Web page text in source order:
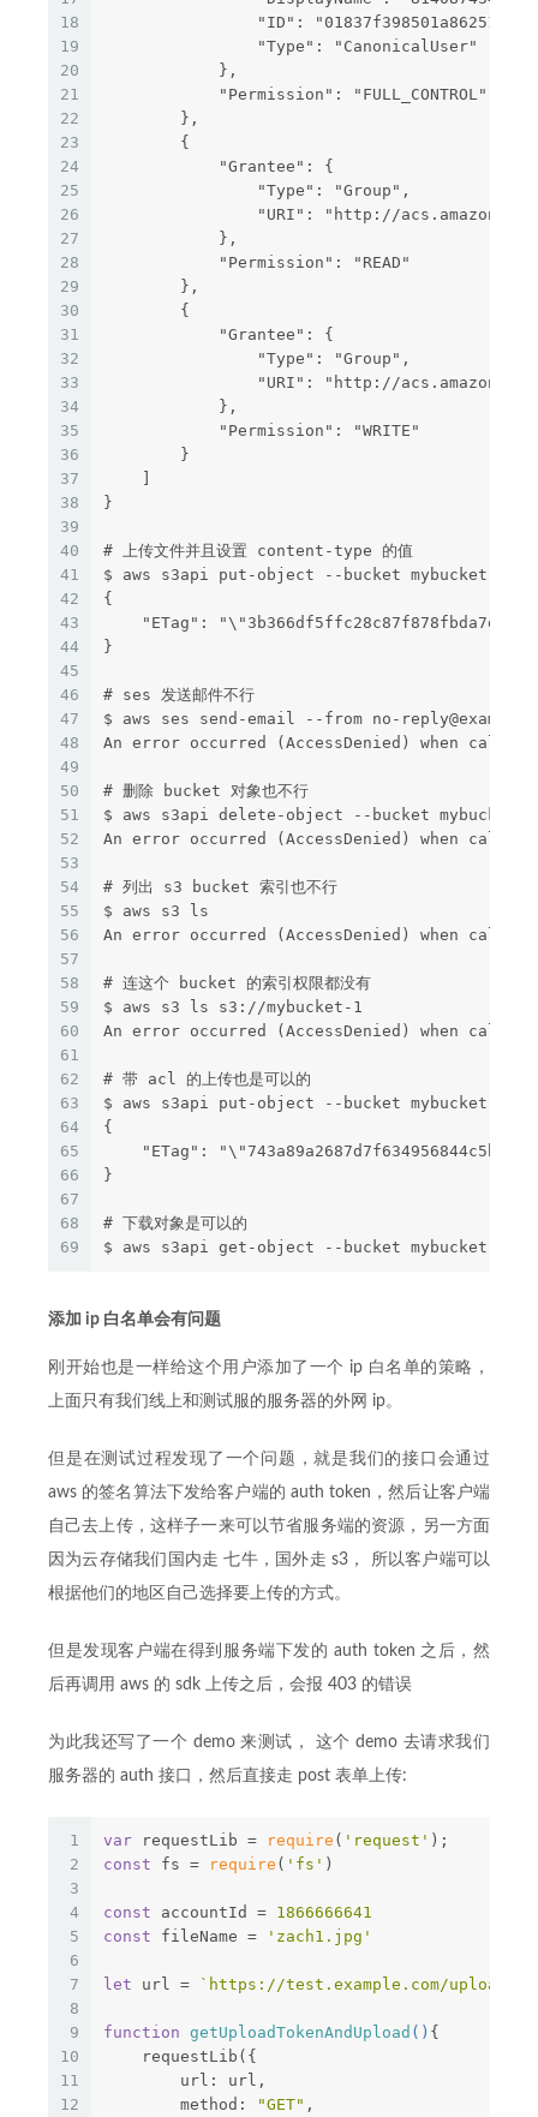
18
19
20
21
22
23
24
25
26
27
28
29
30
31
32
33
34
35
36
37
38
39
40
41
42
43
44
45
46
47
48
49
50
51
52
53
54
55
56
57
58
59
60
61
62
63
64
65
66
67
68
69
"ID":
                "Type": "CanonicalUser"
            },
            "Permission": "FULL_CONTROL"
        },
        {
            "Grantee": {
                "Type": "Group",
"URI": "http://
            },
            "Permission": "READ"
        },
        {
            "Grantee": {
                "Type": "Group",
"URI": "http://
            },
            "Permission": "WRITE"
        }
}
# 上传文件并且设置 content-type 的值
$ aws s3api put-object --bucket mybucket-
{
"ETag":
}
# ses 发送邮件不行
$ aws ses send-email --from no-
An error occurred (AccessDenied) when
# 删除 bucket 对象也不行
$ aws s3api delete-object --bucket mybucket-
An error occurred (AccessDenied) when
# 列出 s3 bucket 索引也不行
$ aws s3 ls
An error occurred (AccessDenied) when
# 连这个 bucket 的索引权限都没有
$ aws s3 ls s3://mybucket-1
An error occurred (AccessDenied) when
# 带 acl 的上传也是可以的
$ aws s3api put-object --bucket mybucket-1
{
"ETag":
}
# 下载对象是可以的
$ aws s3api get-object --bucket mybucket-1
添加 ip 白名单会有问题
刚开始也是一样给这个用户添加了一个 ip 白名单的策略，
上面只有我们线上和测试服的服务器的外网 ip。
但是在测试过程发现了一个问题，就是我们的接口会通过
aws 的签名算法下发给客户端的 auth token，然后让客户端
自己去上传，这样子一来可以节省服务端的资源，另一方面
因为云存储我们国内走 七牛，国外走 s3， 所以客户端可以
根据他们的地区自己选择要上传的方式。
但是发现客户端在得到服务端下发的 auth token 之后，然
后再调用 aws 的 sdk 上传之后，会报 403 的错误
为此我还写了一个 demo 来测试， 这个 demo 去请求我们
服务器的 auth 接口，然后直接走 post 表单上传:
1
2
3
4
5
6
7
8
9
10
11
12
var requestLib = require ( 'request' );
const fs = require ( 'fs' )
const accountId = 1866666641
const fileName = 'zach1.jpg'
let url = `https://test.example.com/upload/
function getUploadTokenAndUpload ( ) {
    requestLib({
        url: url,
        method:
"GET" ,